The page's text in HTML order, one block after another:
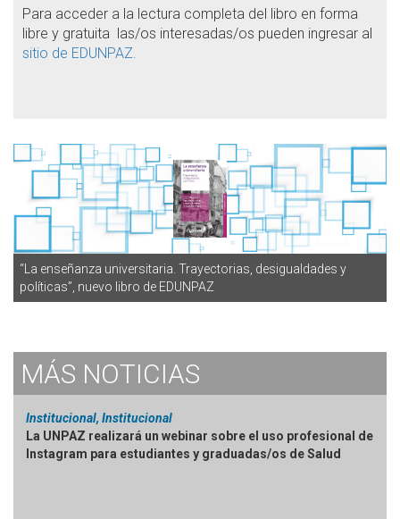
Para acceder a la lectura completa del libro en forma
libre y gratuita las/os interesadas/os pueden ingresar al
sitio de EDUNPAZ.
“La enseñanza universitaria. Trayectorias, desigualdades y
políticas”, nuevo libro de EDUNPAZ
MÁS NOTICIAS
Institucional, Institucional
La UNPAZ realizará un webinar sobre el uso profesional de
Instagram para estudiantes y graduadas/os de Salud